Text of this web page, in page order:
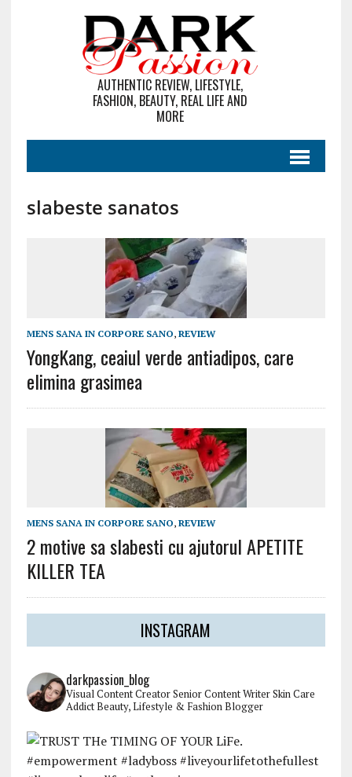
AUTHENTIC REVIEW, LIFESTYLE,
FASHION, BEAUTY, REAL LIFE AND
MORE
slabeste sanatos
MENS SANA IN CORPORE SANO, REVIEW
YongKang, ceaiul verde antiadipos, care
elimina grasimea
MENS SANA IN CORPORE SANO, REVIEW
2 motive sa slabesti cu ajutorul APETITE
KILLER TEA
INSTAGRAM
darkpassion_blog
Visual Content CreatorSenior Content WriterSkin Care
AddictBeauty, Lifestyle & Fashion Blogger